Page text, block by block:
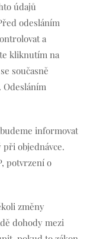
údajů
odesláním
a
kliknutím na
současně
Odesláním
informovat
při objednávce.
potvrzení o
změny
dohody mezi